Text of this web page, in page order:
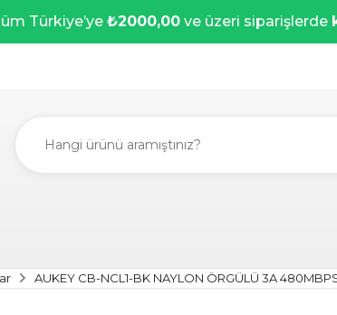
Türkiye’ye ₺2000,00 ve üzeri siparişlerde
AUKEY CB-NCL1-BK NAYLON ÖRGÜLÜ 3A